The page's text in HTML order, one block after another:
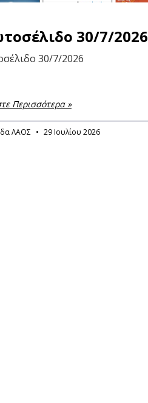
30/7/2026
30/7/2026
Περισσότερα »
ΛΑΟΣ 29 Ιουλίου 2026